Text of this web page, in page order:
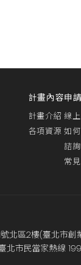
計畫內容
計畫介紹
各項資源
申
線
如
諮
常
北區2樓(臺北市
市民當家熱線